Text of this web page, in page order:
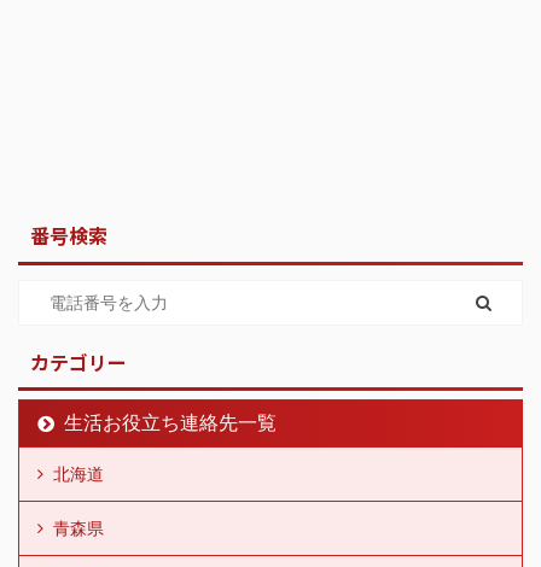
番号検索
カテゴリー
生活お役立ち連絡先一覧
北海道
青森県